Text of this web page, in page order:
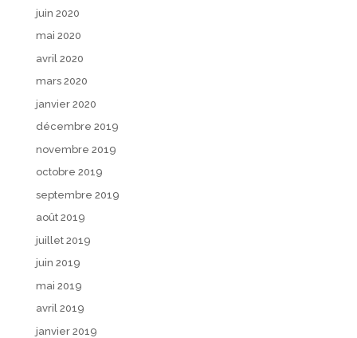
juin 2020
mai 2020
avril 2020
mars 2020
janvier 2020
décembre 2019
novembre 2019
octobre 2019
septembre 2019
août 2019
juillet 2019
juin 2019
mai 2019
avril 2019
janvier 2019